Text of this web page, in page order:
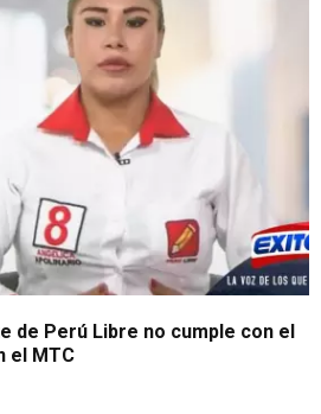
de Perú Libre no cumple con el
el MTC